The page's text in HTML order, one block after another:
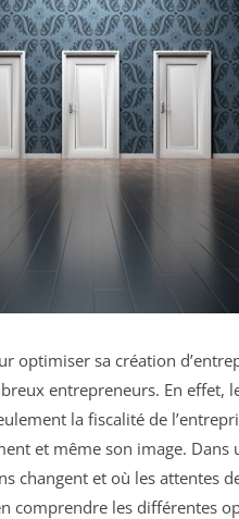
optimiser sa création
entrepreneurs. En effet,
la fiscalité de
et même son image. Dans
changent et où les attentes
comprendre les différentes